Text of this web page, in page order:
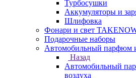
Турбосушки
Аккумуляторы и
Шлифовка
Фонари и свет
Подарочные наборы
Автомобильный парфюм
Назад
Автомобильный
воздуха